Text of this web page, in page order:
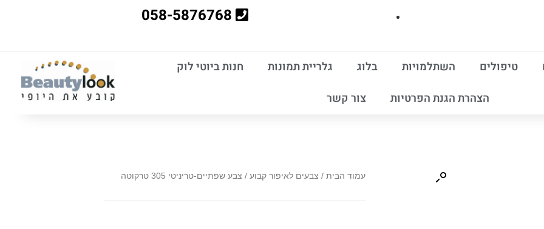
058-5876768
טיפולים השתלמויות בלוג גלריית תמונות
חנות ביוטי לוק
הצהרת הגנת הפרטיות
צור קשר
עמוד הבית / צבעים לאיפור קבוע / צבע שפתיים-טריניטי 305 טרקוטה